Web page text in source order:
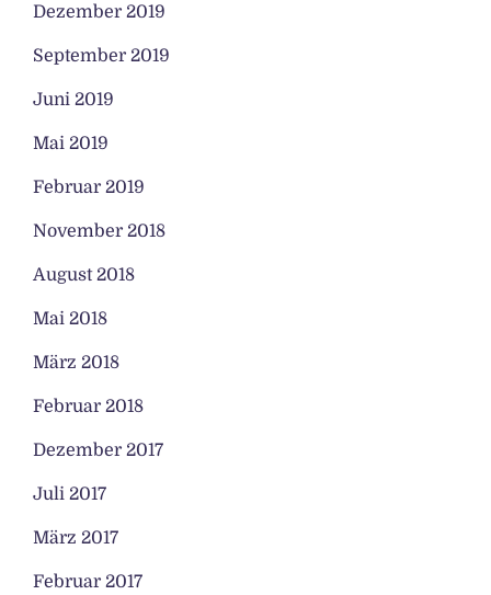
Dezember 2019
September 2019
Juni 2019
Mai 2019
Februar 2019
November 2018
August 2018
Mai 2018
März 2018
Februar 2018
Dezember 2017
Juli 2017
März 2017
Februar 2017